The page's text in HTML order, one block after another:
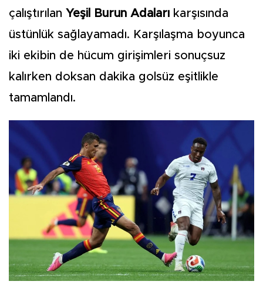
çalıştırılan Yeşil Burun Adaları karşısında
üstünlük sağlayamadı. Karşılaşma boyunca
iki ekibin de hücum girişimleri sonuçsuz
kalırken doksan dakika golsüz eşitlikle
tamamlandı.